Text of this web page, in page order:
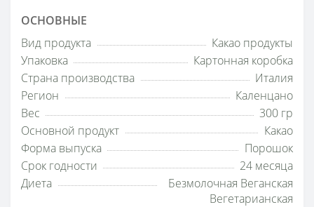
ОСНОВНЫЕ
Вид продукта
Какао продукты
Упаковка
Картонная коробка
Страна производства
Италия
Регион
Каленцано
Вес
300 гр
Основной продукт
Какао
Форма выпуска
Порошок
Срок годности
24 месяца
Диета
Безмолочная Веганская
Вегетарианская